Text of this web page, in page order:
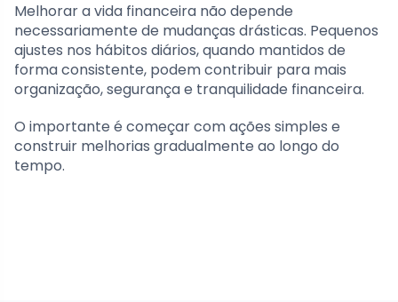
Melhorar a vida financeira não depende
necessariamente de mudanças drásticas. Pequenos
ajustes nos hábitos diários, quando mantidos de
forma consistente, podem contribuir para mais
organização, segurança e tranquilidade financeira.
O importante é começar com ações simples e
construir melhorias gradualmente ao longo do
tempo.